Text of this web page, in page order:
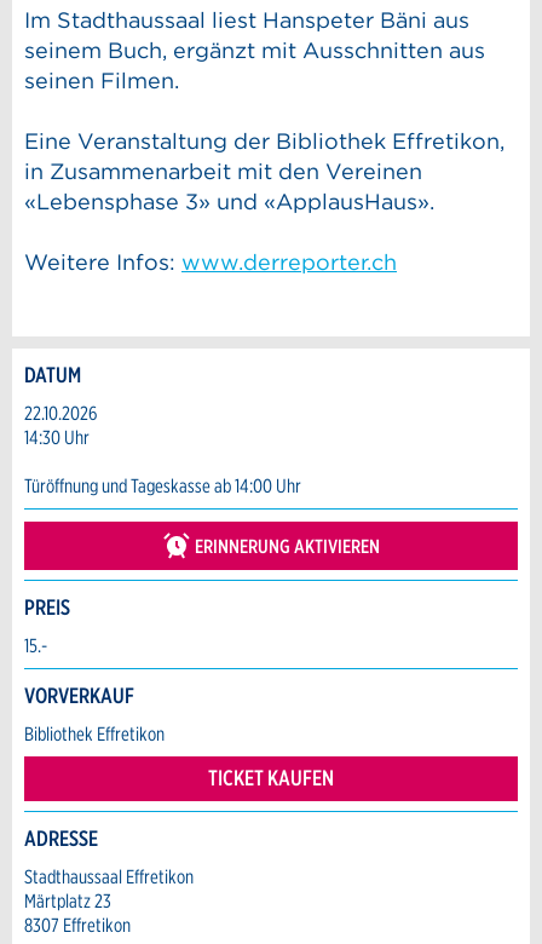
Im Stadthaussaal liest Hanspeter Bäni aus
seinem Buch, ergänzt mit Ausschnitten aus
seinen Filmen.
Eine Veranstaltung der Bibliothek Effretikon,
in Zusammenarbeit mit den Vereinen
«Lebensphase 3» und «ApplausHaus».
Weitere Infos: www.derreporter.ch
Anzeige beanstanden
Allgemeines Feedback
Anzeige nicht mehr gültig
Nachricht
Anzeige weiterempfehlen
weiter.
* Eingabe erforderlich
ANZEIGE WEITEREMPFEHLEN
Reservation
Veranstaltungsdatum *:
Anzahl der Teilnehmer *:
Vorname / Nachname *:
Firma / Organisation:
Adresszusatz:
Strasse und Nr. *:
DATUM
22.10.2026
14:30 Uhr
Türöffnung und Tageskasse ab 14:00 Uhr
ERINNERUNG AKTIVIEREN
PREIS
15.-
VORVERKAUF
Bibliothek Effretikon
TICKET KAUFEN
ADRESSE
Stadthaussaal Effretikon
Märtplatz 23
8307 Effretikon